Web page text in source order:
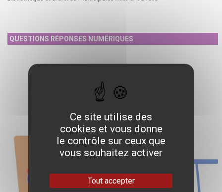
QUESTIONS RÉPONSES NUMÉRIQUES
Ce site utilise des
cookies et vous donne
le contrôle sur ceux que
vous souhaitez activer
Tout accepter